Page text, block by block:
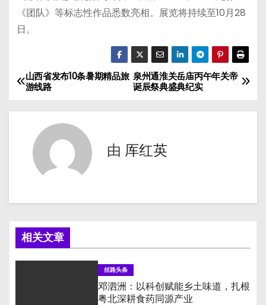
《团队》等标志性作品悉数亮相。展览将持续至10月28
日。
文
章
航
泉州通淮关岳庙丙午年关帝
诞辰祭典盛典纪实
山西省发布10条暑期精品旅
游线路
由 厍红英
相关文章
丝路头条
邓泗洲：以科创赋能乡土味道，扎根
粤北深耕食药同源产业